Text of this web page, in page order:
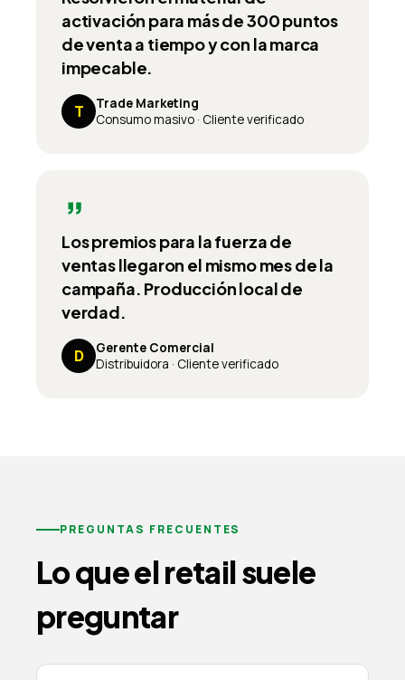
activación para más de 300 puntos
de venta a tiempo y con la marca
impecable.
T
Trade Marketing
Consumo masivo · Cliente verificado
Los premios para la fuerza de
ventas llegaron el mismo mes de la
campaña. Producción local de
verdad.
D
Gerente Comercial
Distribuidora · Cliente verificado
PREGUNTAS FRECUENTES
Lo que el retail suele
preguntar